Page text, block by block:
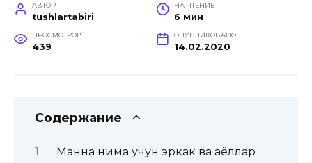
АВТОР
tushlartabiri
НА ЧТЕНИЕ
6 мин
ПРОСМОТРОВ
439
ОПУБЛИКОВАНО
14.02.2020
Содержание
Манна нима учун эркак ва аёллар